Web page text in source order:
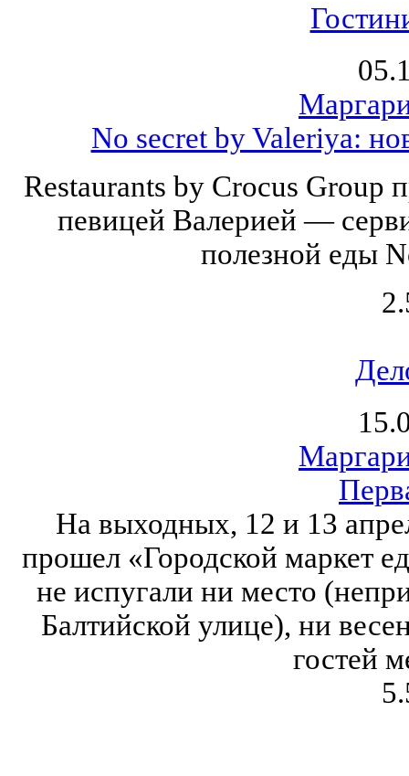
No secret by Valeriya:
Restaurants by Crocus Group
певицей Валерией —
полезной еды
На выходных, 12 и 13
прошел «Городской маркет
не испугали ни место
Балтийской улице), ни
гостей